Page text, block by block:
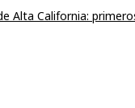
Alta California: